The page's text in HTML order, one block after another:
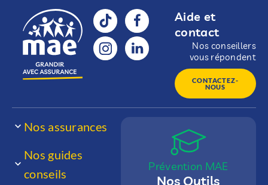
Aide et
contact
Nos conseillers
vous répondent
CONTACTEZ-
NOUS
Nos assurances
Nos guides
conseils
Prévention MAE
Nos Outils